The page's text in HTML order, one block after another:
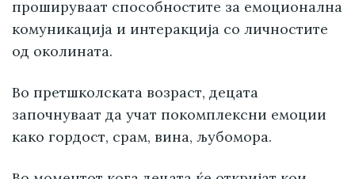
прошируваат способностите за емоционална
комуникација и интеракција со личностите
од околината.
Во претшколската возраст, децата
започнуваат да учат покомплексни емоции
како гордост, срам, вина, љубомора.